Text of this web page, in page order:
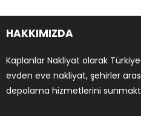
HAKKIMIZDA
Kaplanlar Nakliyat olarak
evden eve nakliyat, şehirler
depolama hizmetlerini